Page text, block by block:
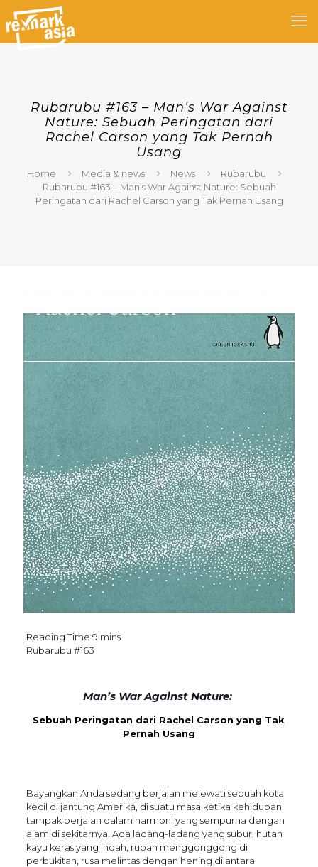
Rubarubu #163 – Man’s War Against
Nature: Sebuah Peringatan dari
Rachel Carson yang Tak Pernah
Usang
Home Media & news News
Rubarubu
Rubarubu #163 – Man’s War Against Nature: Sebuah
Peringatan dari Rachel Carson yang Tak Pernah Usang
Rubarubu #163
Man’s War Against Nature:
Sebuah Peringatan dari Rachel Carson yang Tak
Pernah Usang
Bayangkan Anda sedang berjalan melewati sebuah kota
kecil di jantung Amerika, di suatu masa ketika kehidupan
tampak berjalan dalam harmoni yang sempurna dengan
alam di sekitarnya. Ada ladang-ladang yang subur, hutan
kayu keras yang indah, rubah menggonggong di
perbukitan, rusa melintas dengan hening di antara